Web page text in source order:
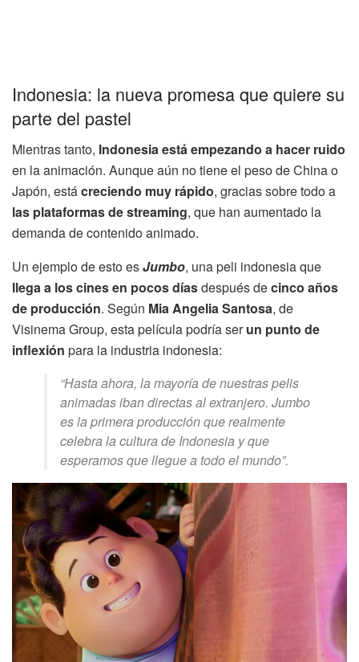
Indonesia: la nueva promesa que quiere su
parte del pastel
Mientras tanto, Indonesia está empezando a hacer ruido
en la animación. Aunque aún no tiene el peso de China o
Japón, estácreciendo muy rápido, gracias sobre todo a
las plataformas de streaming, que han aumentado la
demanda de contenido animado.
Un ejemplo de esto esJumbo, una peli indonesia que
llega a los cines en pocos díasdespués decinco años
de producción. Según Mia Angelia Santosa, de
Visinema Group, esta película podría serun punto de
inflexión para la industria indonesia:
“Hasta ahora, la mayoría de nuestras pelis
animadas iban directas al extranjero. Jumbo
es la primera producción que realmente
celebra la cultura de Indonesia y que
esperamos que llegue a todo el mundo”.